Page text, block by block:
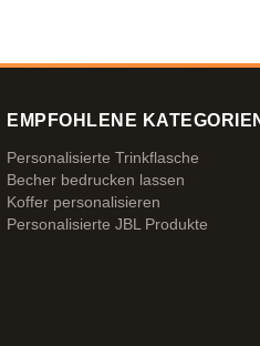
EMPFOHLENE
Personalisierte Trinkflasche
Becher bedrucken lassen
Koffer personalisieren
Personalisierte JBL Produkte